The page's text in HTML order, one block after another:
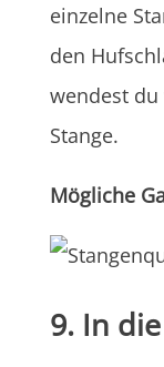
einzelne
den
wendest
Stange.
Mögliche
9. In